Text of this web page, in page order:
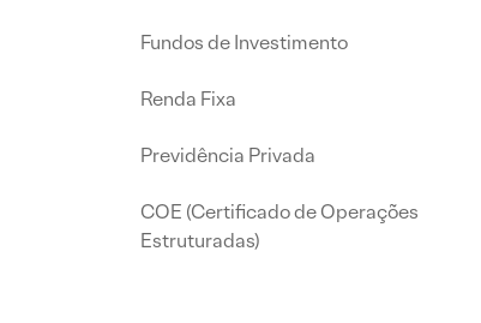
Fundos de Investimento
Renda Fixa
Previdência Privada
COE (Certificado de Operações
Estruturadas)